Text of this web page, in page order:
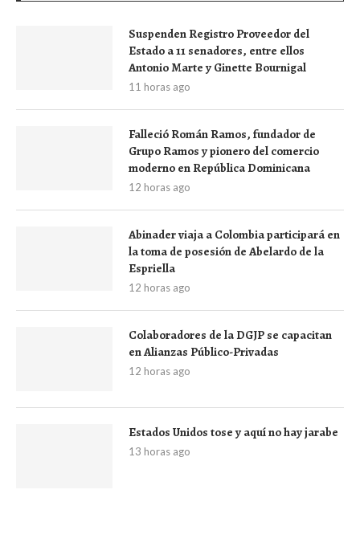
Suspenden Registro Proveedor del
Estado a 11 senadores, entre ellos
Antonio Marte y Ginette Bournigal
11 horas ago
Falleció Román Ramos, fundador de
Grupo Ramos y pionero del comercio
moderno en República Dominicana
12 horas ago
Abinader viaja a Colombia participará en
la toma de posesión de Abelardo de la
Espriella
12 horas ago
Colaboradores de la DGJP se capacitan
en Alianzas Público-Privadas
12 horas ago
Estados Unidos tose y aquí no hay jarabe
13 horas ago